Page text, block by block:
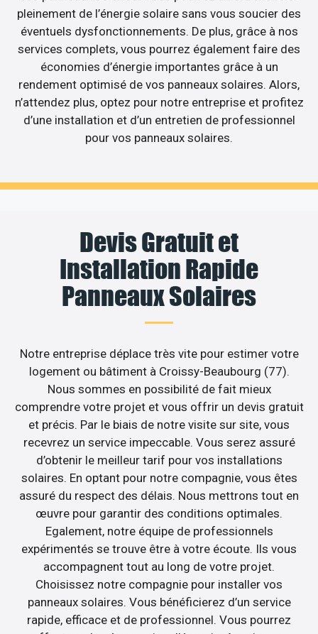
pleinement de l’énergie solaire sans vous soucier des
éventuels dysfonctionnements. De plus, grâce à nos
services complets, vous pourrez également faire des
économies d’énergie importantes grâce à un
rendement optimisé de vos panneaux solaires. Alors,
n’attendez plus, optez pour notre entreprise et profitez
d’une installation et d’un entretien de professionnel
pour vos panneaux solaires.
Devis Gratuit et
Installation Rapide
Panneaux Solaires
Notre entreprise déplace très vite pour estimer votre
logement ou bâtiment à Croissy-Beaubourg (77).
Nous sommes en possibilité de fait mieux
comprendre votre projet et vous offrir un devis gratuit
et précis. Par le biais de notre visite sur site, vous
recevrez un service impeccable. Vous serez assuré
d’obtenir le meilleur tarif pour vos installations
solaires. En optant pour notre compagnie, vous êtes
assuré du respect des délais. Nous mettrons tout en
œuvre pour garantir des conditions optimales.
Egalement, notre équipe de professionnels
expérimentés se trouve être à votre écoute. Ils vous
accompagnent tout au long de votre projet.
Choisissez notre compagnie pour installer vos
panneaux solaires. Vous bénéficierez d’un service
rapide, efficace et de professionnel. Vous pourrez